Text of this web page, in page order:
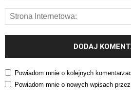
Powiadom mnie o kolejnych
Powiadom mnie o nowych wpisach